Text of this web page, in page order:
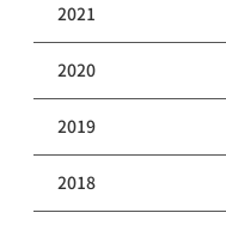
2021
2020
2019
2018